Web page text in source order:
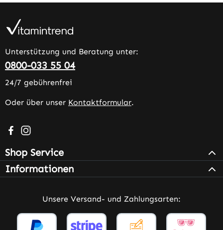
Unterstützung und Beratung unter:
0800-033 55 04
24/7 gebührenfrei
Oder über unser Kontaktformular.
Besuche uns auf Facebook – öffnet in neuem Tab
Schau auf Instagram vorbei – öffnet in neuem Tab
Shop Service
Informationen
Unsere Versand- und Zahlungsarten: